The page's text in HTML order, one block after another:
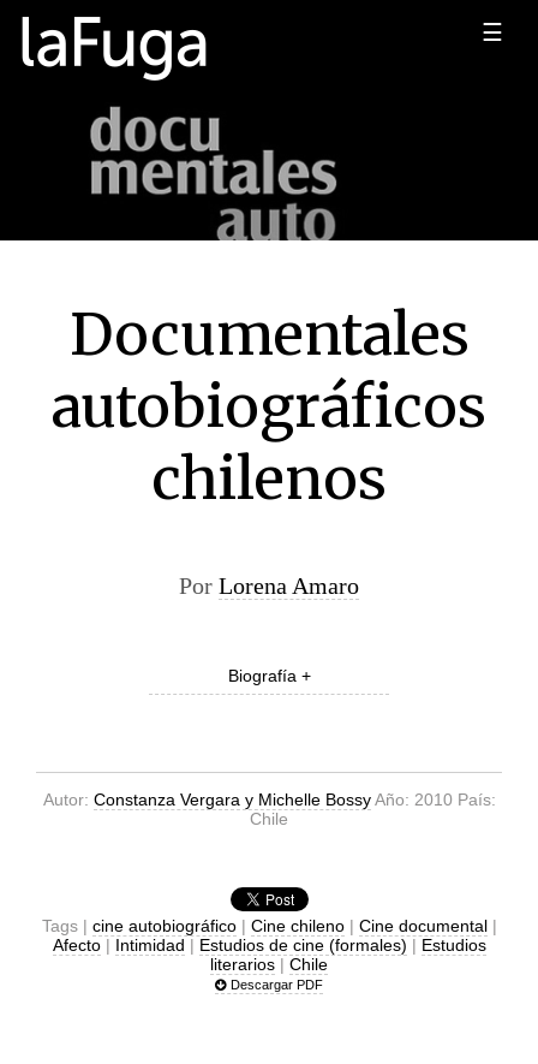
☰
Documentales
autobiográficos
chilenos
Por Lorena Amaro
Biografía +
Autor: Constanza Vergara y Michelle BossyAño: 2010 País:
Chile
Tags | cine autobiográfico| Cine chileno| Cine documental|
Afecto| Intimidad | Estudios de cine (formales) | Estudios
literarios | Chile
Descargar PDF